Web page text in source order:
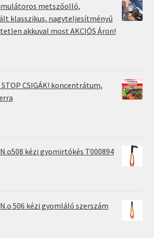
metszőolló,
klasszikus, nagyteljesítményű
akkuval most AKCIÓS Áron!
CSIGÁK! koncentrátum,
kézi gyomirtókés T000894
506 kézi gyomláló szerszám